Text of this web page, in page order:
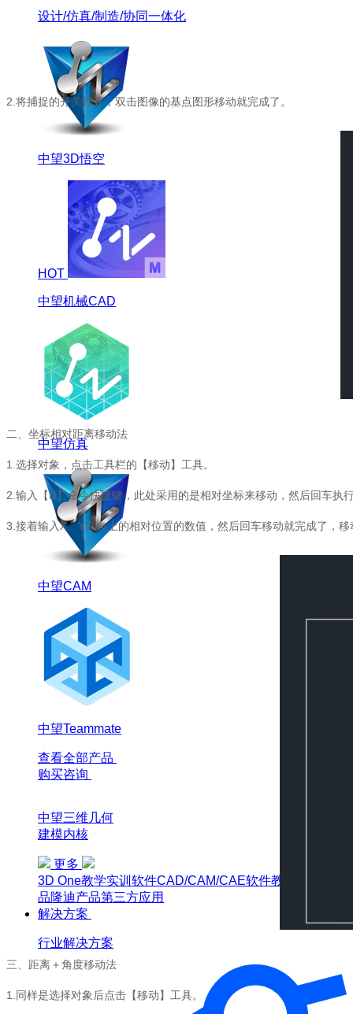
设计/仿真/制造/协同一体化
中望3D悟空
HOT
中望机械CAD
中望仿真
中望CAM
中望Teammate
查看全部产品
购买咨询
中望三维几何
建模内核
更多
3D One教学实训软件CAD/CAM/CAE软件教育版
品隆迪产品第三方应用
解决方案
行业解决方案
2. 将捕捉的开关打开，双击图像的基点图形移动就完成了。
二、坐标相对距离移动法
1. 选择对象，点击工具栏的【移动】工具。
2. 输入【D】命令快捷键，此处采用的是相对坐标来移动，然后回车执
3. 接着输入X、Y方向上的相对位置的数值，然后回车移动就完成了，
三、距离＋角度移动法
1. 同样是选择对象后点击【移动】工具。